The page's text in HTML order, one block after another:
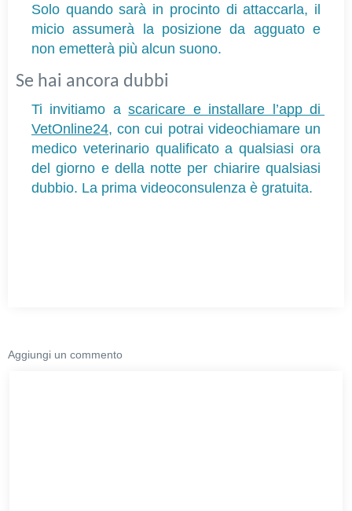
Solo quando sarà in procinto di attaccarla, il
micio assumerà la posizione da agguato e
non emetterà più alcun suono.
Se hai ancora dubbi
Ti invitiamo a scaricare e installare l’app di
VetOnline24, con cui potrai videochiamare un
medico veterinario qualificato a qualsiasi ora
del giorno e della notte per chiarire qualsiasi
dubbio. La prima videoconsulenza è gratuita.
Aggiungi un commento